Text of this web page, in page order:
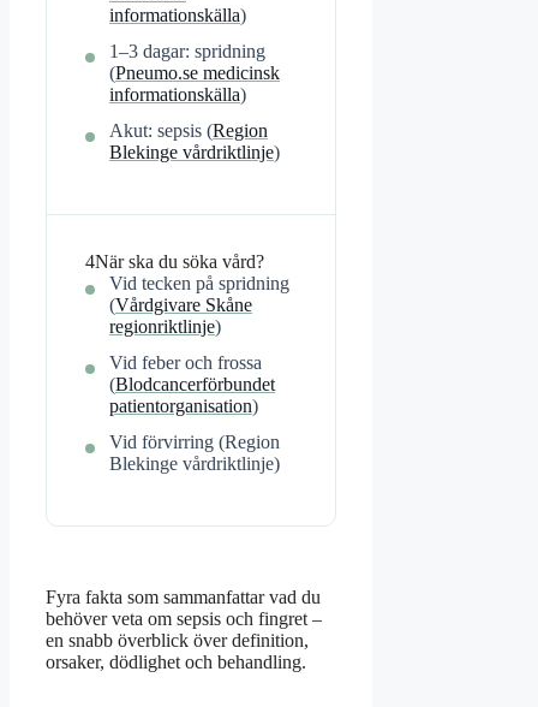
informationskälla)
1–3 dagar: spridning
(Pneumo.se medicinsk
informationskälla)
Akut: sepsis (Region
Blekinge vårdriktlinje)
4När ska du söka vård?
Vid tecken på spridning
(Vårdgivare Skåne
regionriktlinje)
Vid feber och frossa
(Blodcancerförbundet
patientorganisation)
Vid förvirring (Region
Blekinge vårdriktlinje)
Fyra fakta som sammanfattar vad du
behöver veta om sepsis och fingret –
en snabb överblick över definition,
orsaker, dödlighet och behandling.